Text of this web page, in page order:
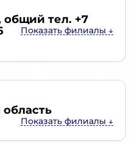
общий тел. +7